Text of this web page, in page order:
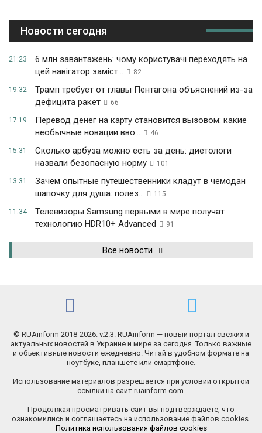
Новости сегодня
21:23
6 млн завантажень: чому користувачі переходять на
цей навігатор заміст...
82
19:32
Трамп требует от главы Пентагона объяснений из-за
дефицита ракет
66
17:19
Перевод денег на карту становится вызовом: какие
необычные новации вво...
46
15:31
Сколько арбуза можно есть за день: диетологи
назвали безопасную норму
101
13:31
Зачем опытные путешественники кладут в чемодан
шапочку для душа: полез...
115
11:34
Телевизоры Samsung первыми в мире получат
технологию HDR10+ Advanced
91
Все новости
© RUAinform 2018-2026. v.2.3. RUAinform — новый портал свежих и
актуальных новостей в Украине и мире за сегодня. Только важные
и объективные новости ежедневно. Читай в удобном формате на
ноутбуке, планшете или смартфоне.
Использование материалов разрешается при условии открытой
ссылки на сайт ruainform.com.
Продолжая просматривать сайт вы подтверждаете, что
ознакомились и соглашаетесь на использование файлов cookies.
Политика использования файлов cookies